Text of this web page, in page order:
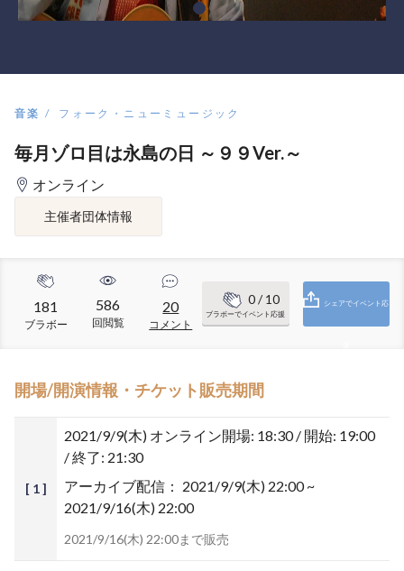
音楽 フォーク・ニューミュージック
毎月ゾロ目は永島の日 ～９９Ver.～
オンライン
主催者団体情報
181
ブラボー
586
回閲覧
20
コメント
0/ 10
ブラボーでイベント応援
シェアでイベント応
開場/開演情報・チケット販売期間
[ 1 ]
2021/9/9(木) オンライン開場: 18:30 / 開始: 19:00
/ 終了: 21:30
アーカイブ配信： 2021/9/9(木) 22:00 ~
2021/9/16(木) 22:00
2021/9/16(木) 22:00まで販売